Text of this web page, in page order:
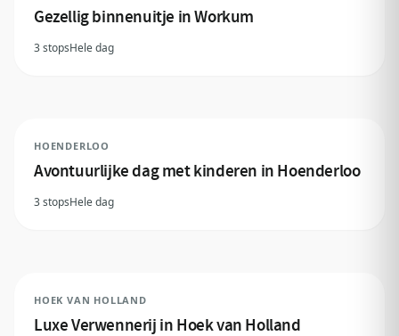
Gezellig binnenuitje in Workum
3 stopsHele dag
HOENDERLOO
Avontuurlijke dag met kinderen in Hoenderloo
3 stopsHele dag
HOEK VAN HOLLAND
Luxe Verwennerij in Hoek van Holland